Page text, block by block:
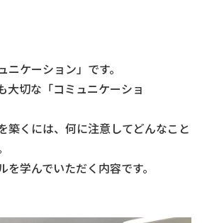
ケーション」です。
大切な「コミュニケーショ
築くには、何に注意してどんなこと
学んでいただく内容です。